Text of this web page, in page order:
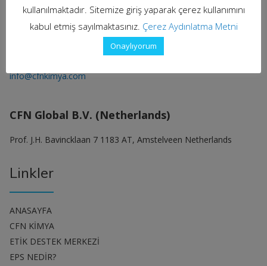
Demirciler OSB Mah. Murat Yıldıran Cad. No: 3/3
Dilovası/KOCAELİ
T: +90 262 290 86 54-55 (pbx)
info@cfnkimya.com
CFN Global B.V. (Netherlands)
Prof. J.H. Bavincklaan 7 1183 AT, Amstelveen Netherlands
Linkler
ANASAYFA
CFN KİMYA
ETİK DESTEK MERKEZİ
EPS NEDİR?
kullanılmaktadır. Sitemize giriş yaparak çerez kullanımını
kabul etmiş sayılmaktasınız. Çerez Aydınlatma Metni
Onaylıyorum